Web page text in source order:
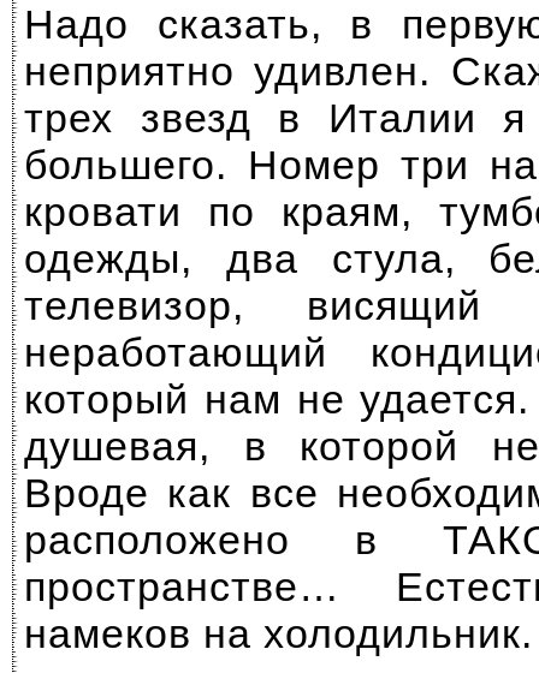
Надо сказать, в
неприятно удивлен.
трех звезд в Италии
большего. Номер три
кровати по краям,
одежды, два стула,
телевизор, висящий
неработающий
который нам не
душевая, в которой не
Вроде как все
расположено в
пространстве…
намеков на холодильник.